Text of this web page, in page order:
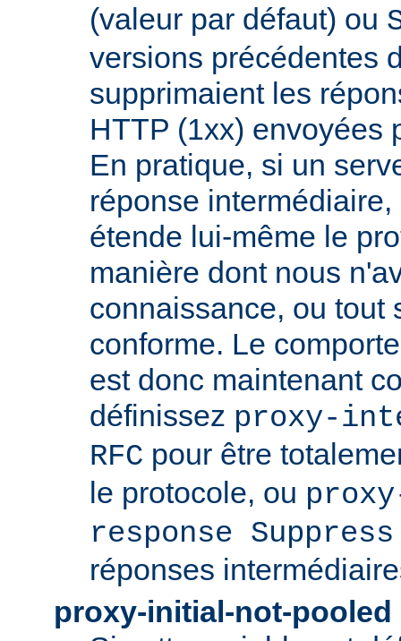
(valeur par défaut) ou
versions précédentes
supprimaient les
HTTP (1xx) envoyées
En pratique, si un
réponse
étende lui-même le
manière dont nous
connaissance, ou tout
conforme. Le
est donc maintenant
définissez proxy-
RFC pour être
le protocole, ou
response Suppress
réponses
proxy-initial-not-pooled